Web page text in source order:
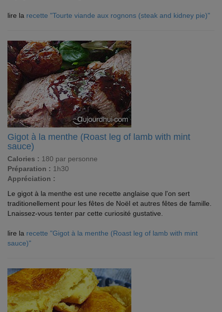
lire la recette "Tourte viande aux rognons (steak and kidney pie)"
Gigot à la menthe (Roast leg of lamb with mint
sauce)
Calories : 180 par personne
Préparation : 1h30
Appréciation :
Le gigot à la menthe est une recette anglaise que l'on sert
traditionellement pour les fêtes de Noël et autres fêtes de famille.
Lnaissez-vous tenter par cette curiosité gustative.
lire la recette "Gigot à la menthe (Roast leg of lamb with mint
sauce)"